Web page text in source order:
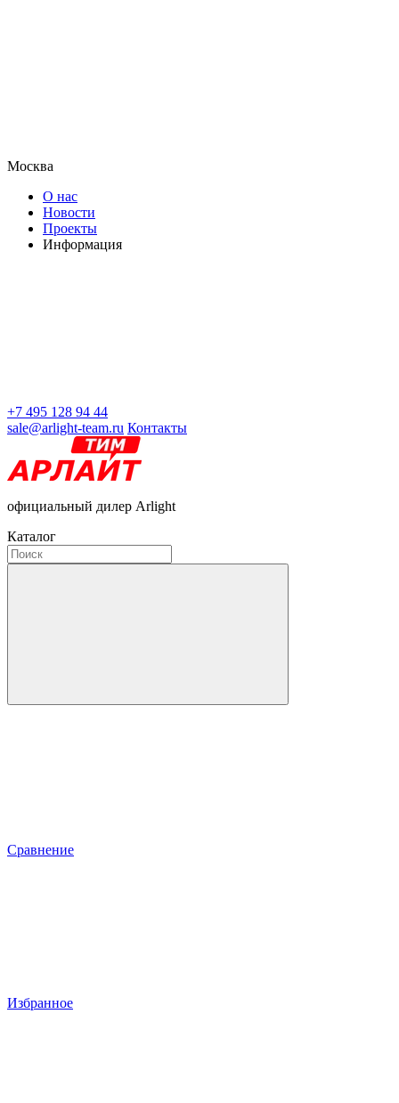
Москва
О нас
Новости
Проекты
Информация
+7 495 128 94 44
sale@arlight-team.ru Контакты
официальный дилер Arlight
Каталог
Сравнение
Избранное